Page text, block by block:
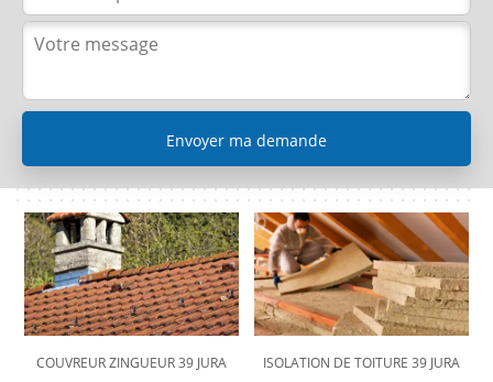
COUVREUR ZINGUEUR 39 JURA ISOLATION DE TOITURE 39 JURA